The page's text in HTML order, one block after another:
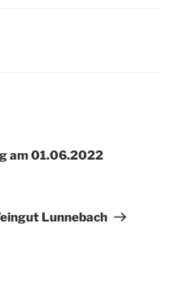
am 01.06.2022
Lunnebach